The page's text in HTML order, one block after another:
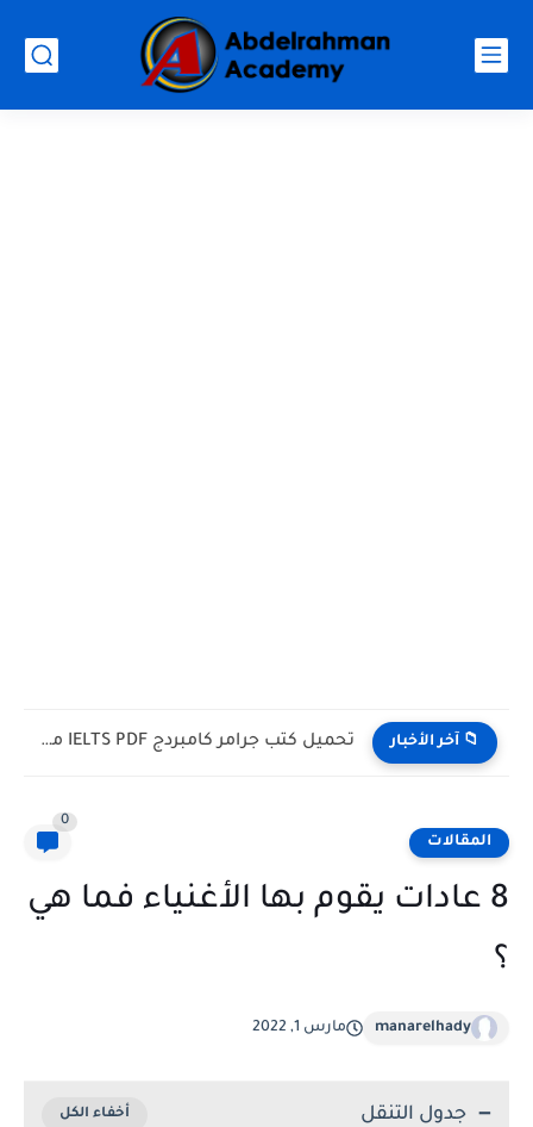
📁 آخر الأخبار تحميل كتب كامبردج IELTS PDF مجانا | Complete IELTS جميع...
المقالات
0
8 عادات يقوم بها الأغنياء فما هي
؟
manarelhady مارس 1, 2022
جدول التنقل